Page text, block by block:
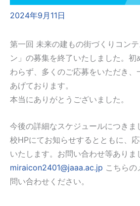
2024年9月11日
第一回 未来の建もの街づくりコン
ン」の募集を終了いたしました。
わらず、多くのご応募をいただき、
あげております。
本当にありがとうございました。
今後の詳細なスケジュールにつきま
校HPにてお知らせするとともに、
いたします。お問い合わせ等ありま
miraicon2401@jaaa.ac.jp こちらの
問い合わせください。